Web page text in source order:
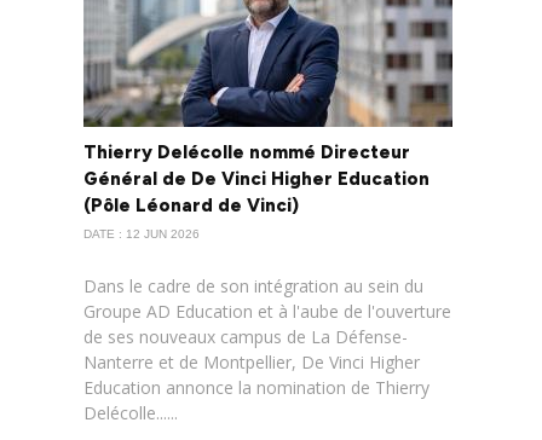
Thierry Delécolle nommé Directeur
Général de De Vinci Higher Education
(Pôle Léonard de Vinci)
DATE : 12 JUN 2026
Dans le cadre de son intégration au sein du
Groupe AD Education et à l'aube de l'ouverture
de ses nouveaux campus de La Défense-
Nanterre et de Montpellier, De Vinci Higher
Education annonce la nomination de Thierry
Delécolle......